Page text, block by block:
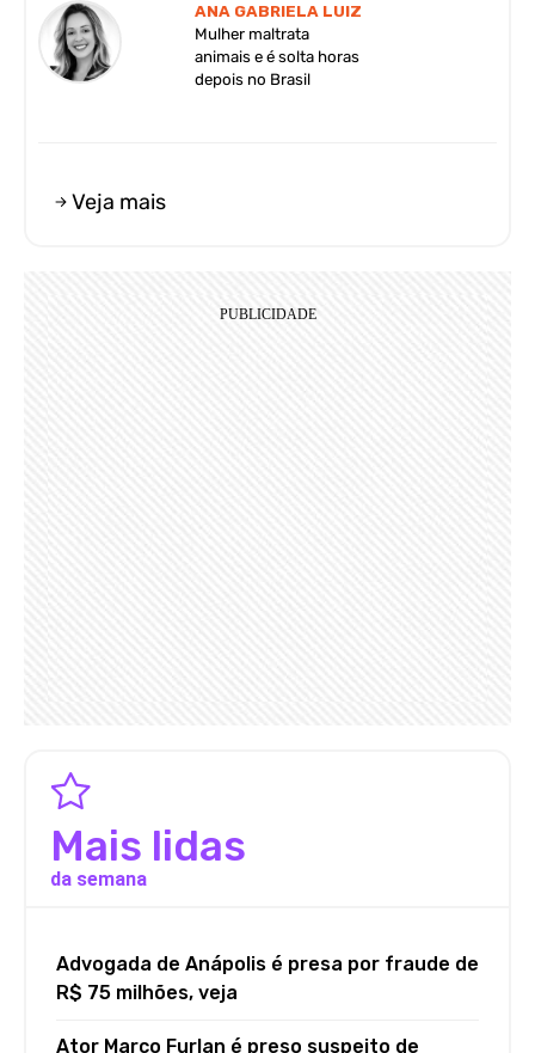
ANA GABRIELA LUIZ
Mulher maltrata
animais e é solta horas
depois no Brasil
Veja mais
Mais lidas
da semana
Advogada de Anápolis é presa por fraude de
R$ 75 milhões, veja
Ator Marco Furlan é preso suspeito de